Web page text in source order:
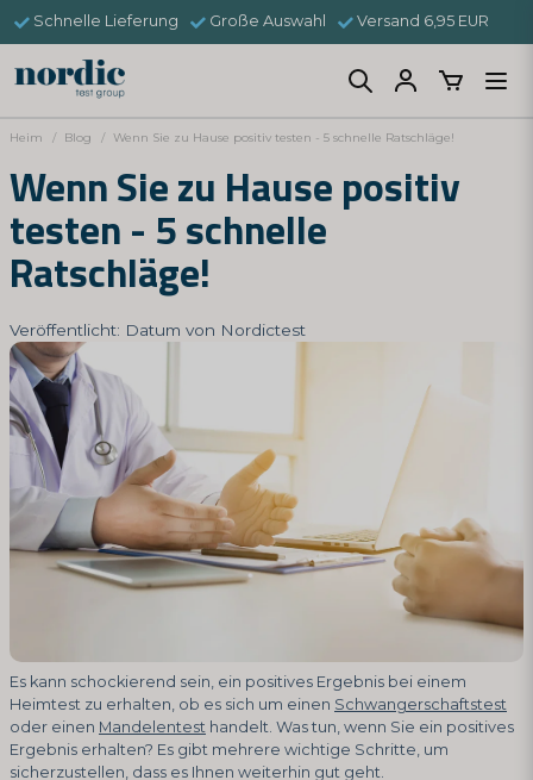
Schnelle Lieferung Große Auswahl Versand 6,95 EUR
Heim Blog Wenn Sie zu Hause positiv testen - 5 schnelle Ratschläge!
Wenn Sie zu Hause positiv
testen - 5 schnelle
Ratschläge!
Veröffentlicht: Datum von Nordictest
Es kann schockierend sein, ein positives Ergebnis bei einem
Heimtest zu erhalten, ob es sich um einen Schwangerschaftstest
oder einen Mandelentest handelt. Was tun, wenn Sie ein positives
Ergebnis erhalten? Es gibt mehrere wichtige Schritte, um
sicherzustellen, dass es Ihnen weiterhin gut geht.